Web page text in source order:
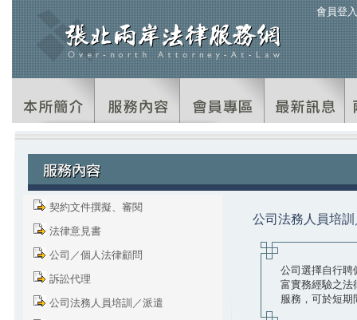
會員登入
契約文件撰擬、審閱
法律意見書
公司／個人法律顧問
訴訟代理
公司法務人員培訓／派遣
公司法務人員培
公司選擇自行聘
富實務經驗之法
服務，可於短